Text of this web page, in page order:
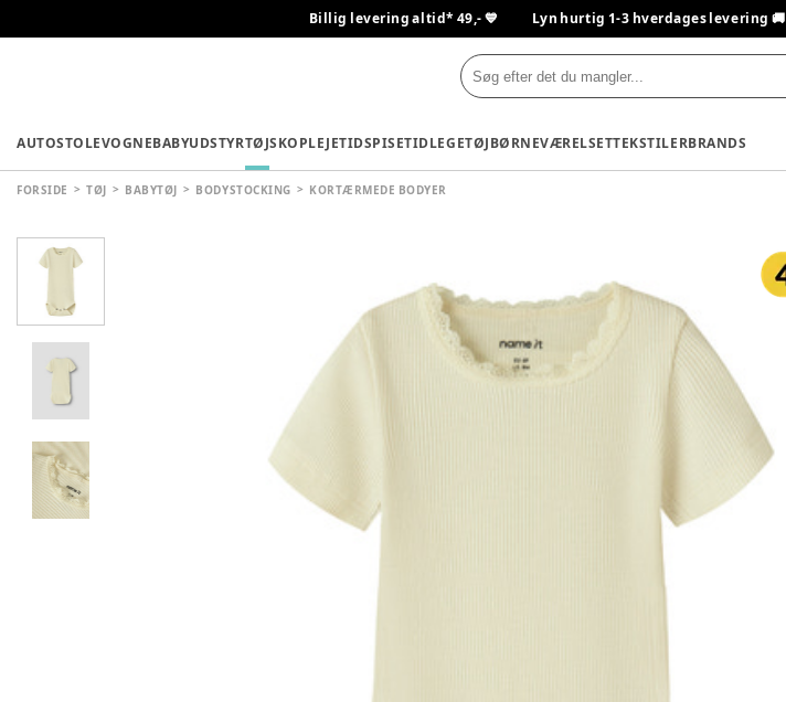
Billig levering altid* 49,- 💙 Lyn hurtig 1-3 hverdages levering 🚚
AUTOSTOLEVOGNEBABYUDSTYRTØJSKOPLEJETIDSPISETIDLEGETØJBØRNEVÆRELSETTEKSTILERBRANDS
FORSIDE TØJ BABYTØJ BODYSTOCKING KORTÆRMEDE BODYER